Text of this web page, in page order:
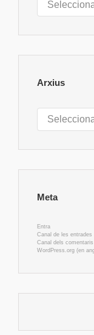
Arxius
Arxius
Meta
Entra
Canal de les entrades
Canal dels comentaris
WordPress.org (en